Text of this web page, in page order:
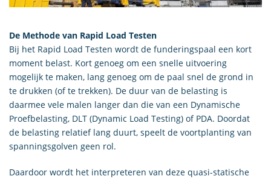
De Methode van Rapid Load Testen
Bij het Rapid Load Testen wordt de funderingspaal een kort
moment belast. Kort genoeg om een snelle uitvoering
mogelijk te maken, lang genoeg om de paal snel de grond in
te drukken (of te trekken). De duur van de belasting is
daarmee vele malen langer dan die van een Dynamische
Proefbelasting, DLT (Dynamic Load Testing) of PDA. Doordat
de belasting relatief lang duurt, speelt de voortplanting van
spanningsgolven geen rol.
Daardoor wordt het interpreteren van deze quasi-statische